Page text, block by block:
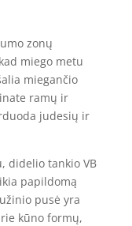
zonų
miego metu
miegančio
ramų ir
judesių ir
didelio tankio VB
papildomą
pusė yra
kūno formų,